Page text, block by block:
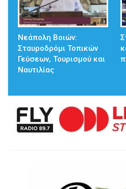
Νεάπολη Βοιών:
Σταυροδρόμι Τοπικών
Γεύσεων, Τουρισμού και
Ναυτιλίας